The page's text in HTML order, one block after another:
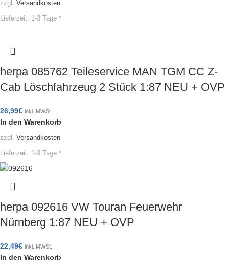
zzgl. Versandkosten
Lieferzeit: 1-3 Tage *
herpa 085762 Teileservice MAN TGM CC Z-
Cab Löschfahrzeug 2 Stück 1:87 NEU + OVP
26,99€ inkl. MWSt.
In den Warenkorb
zzgl. Versandkosten
Lieferzeit: 1-3 Tage *
herpa 092616 VW Touran Feuerwehr
Nürnberg 1:87 NEU + OVP
22,49€ inkl. MWSt.
In den Warenkorb